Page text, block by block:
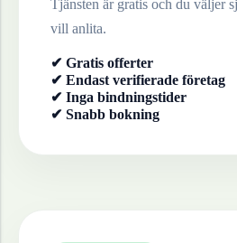
Tjänsten är gratis och du väljer
vill anlita.
✔ Gratis offerter
✔ Endast verifierade företag
✔ Inga bindningstider
✔ Snabb bokning